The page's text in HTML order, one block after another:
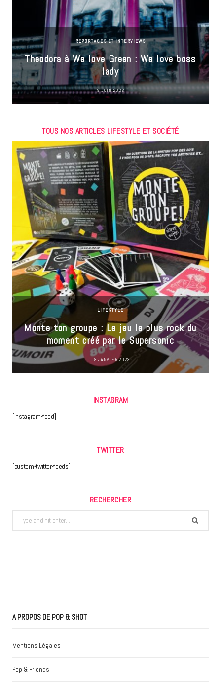
REPORTAGES ET INTERVIEWS
Theodora à We love Green : We love boss
lady
9 JUIN 2026
TOUS NOS ARTICLES LIFESTYLE ET SOCIÉTÉ
LIFESTYLE
Monte ton groupe : Le jeu le plus rock du
moment créé par le Supersonic
18 JANVIER 2023
INSTAGRAM
[instagram-feed]
TWITTER
[custom-twitter-feeds]
RECHERCHER
Search
for:
A PROPOS DE POP & SHOT
Mentions Légales
Pop & Friends